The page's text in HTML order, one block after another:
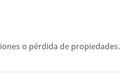
o pérdida de propiedades.